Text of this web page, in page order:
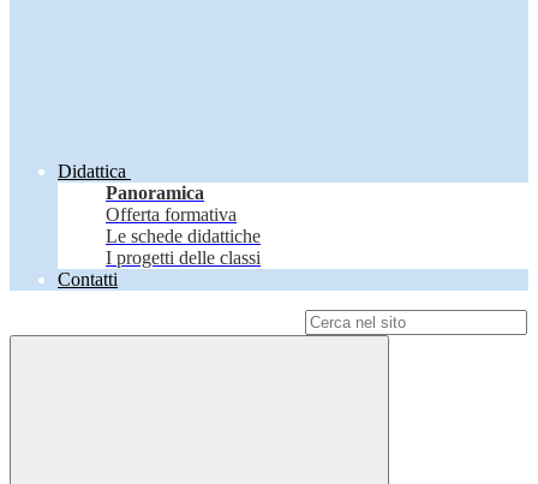
Didattica
Panoramica
Offerta formativa
Le schede didattiche
I progetti delle classi
Contatti